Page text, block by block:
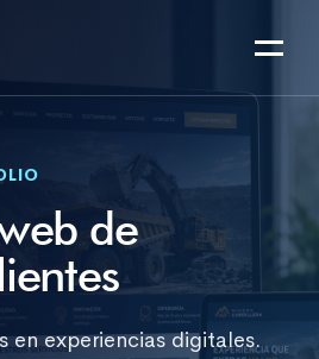
de
en experiencias digitales.